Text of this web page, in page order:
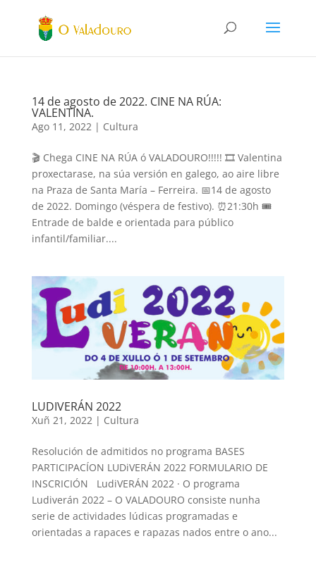
14 de agosto de 2022. CINE NA RÚA:
VALENTINA.
Ago 11, 2022| Cultura
🎬 Chega CINE NA RÚA ó VALADOURO!!!!! 🎞 Valentina
proxectarase, na súa versión en galego, ao aire libre
na Praza de Santa María – Ferreira. 📅14 de agosto
de 2022. Domingo (véspera de festivo). ⏰21:30h 🎟
Entrade de balde e orientada para público
infantil/familiar....
LUDIVERÁN 2022
Xuñ 21, 2022| Cultura
Resolución de admitidos no programa BASES
PARTICIPACÍON LUDiVERÁN 2022 FORMULARIO DE
INSCRICIÓN LudiVERÁN 2022 · O programa
Ludiverán 2022 – O VALADOURO consiste nunha
serie de actividades lúdicas programadas e
orientadas a rapaces e rapazas nados entre o ano...